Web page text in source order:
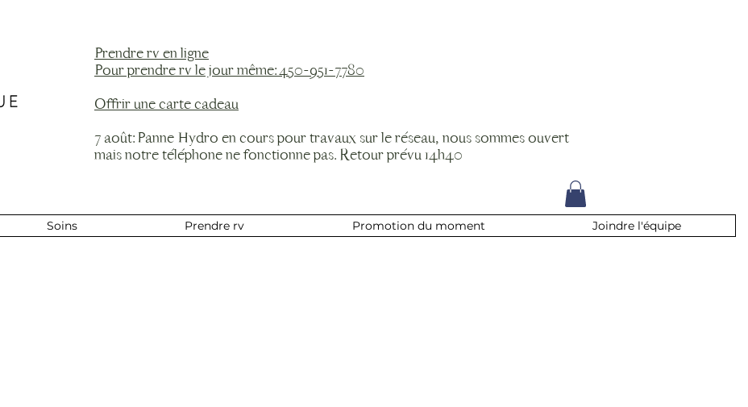
Prendre rv en ligne
Pour prendre rv le jour même: 450-951-7780
Offrir une carte cadeau
7 août: Panne Hydro en cours pour travaux sur le réseau, nous sommes ouvert
mais notre téléphone ne fonctionne pas. Retour prévu 14h40
Soins Prendre rv Promotion du moment Joindre l'équipe